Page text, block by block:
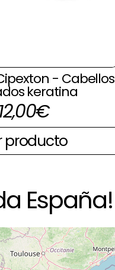
- Cabellos
keratina
12,00€
producto
España!